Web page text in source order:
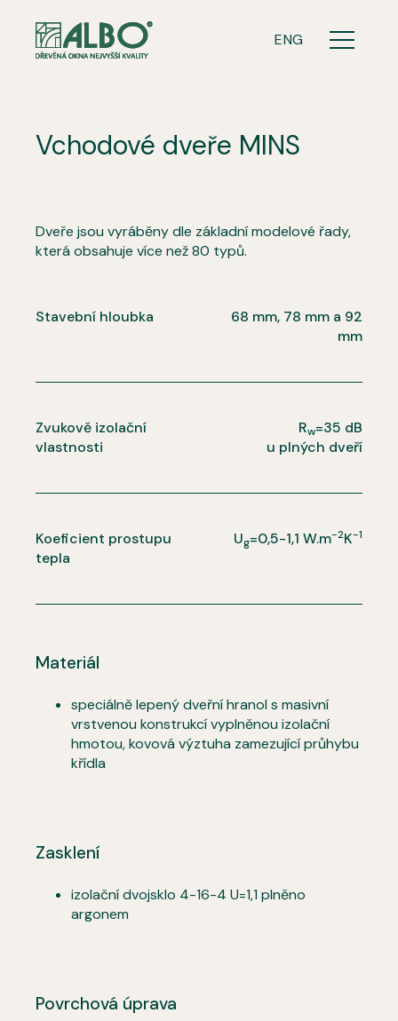
Menu
CZ
ENG
Vchodové dveře MINS
Dveře jsou vyráběny dle základní modelové řady,
která obsahuje více než 80 typů.
Stavební hloubka
68 mm, 78 mm a 92
mm
Zvukově izolační
vlastnosti
Rw=35 dB
u plných dveří
Koeficient prostupu
tepla
Ug=0,5-1,1 W.m-2K-1
Materiál
speciálně lepený dveřní hranol s masivní
vrstvenou konstrukcí vyplněnou izolační
hmotou, kovová výztuha zamezující průhybu
křídla
Zasklení
izolační dvojsklo 4-16-4 U=1,1 plněno
argonem
Povrchová úprava